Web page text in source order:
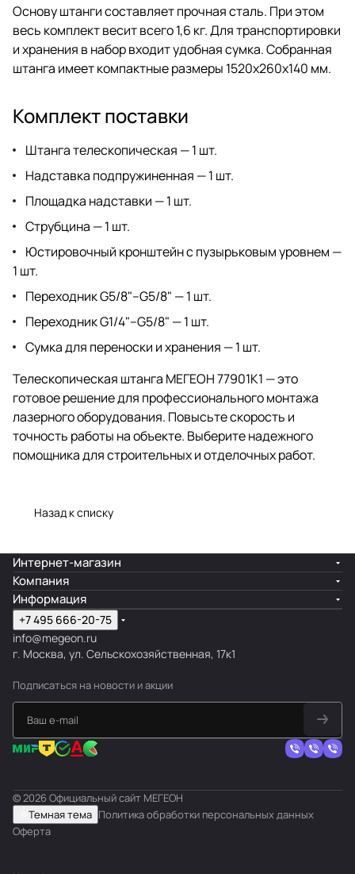
Основу штанги составляет прочная сталь. При этом
весь комплект весит всего 1,6 кг. Для транспортировки
и хранения в набор входит удобная сумка. Собранная
штанга имеет компактные размеры 1520х260х140 мм.
Комплект поставки
Штанга телескопическая — 1 шт.
Надставка подпружиненная — 1 шт.
Площадка надставки — 1 шт.
Струбцина — 1 шт.
Юстировочный кронштейн с пузырьковым уровнем —
1 шт.
Переходник G5/8"–G5/8" — 1 шт.
Переходник G1/4"–G5/8" — 1 шт.
Сумка для переноски и хранения — 1 шт.
Телескопическая штанга МЕГЕОН 77901K1 — это
готовое решение для профессионального монтажа
лазерного оборудования. Повысьте скорость и
точность работы на объекте. Выберите надежного
помощника для строительных и отделочных работ.
Назад к списку
Интернет-магазин
Компания
Информация
+7 495 666-20-75
info@megeon.ru
г. Москва, ул. Сельскохозяйственная, 17к1
Подписаться на новости и акции
© 2026 Официальный сайт МЕГЕОН
Темная тема Политика обработки персональных данных
Оферта